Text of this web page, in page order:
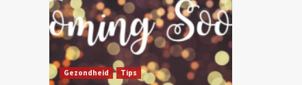
Gezondheid Tips